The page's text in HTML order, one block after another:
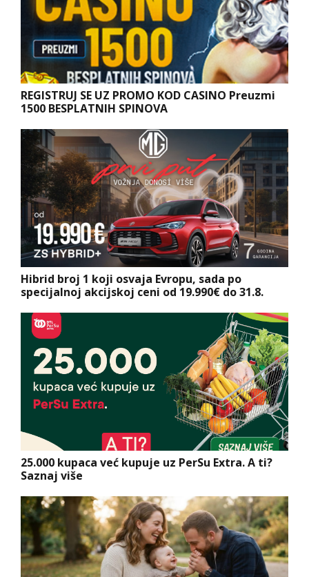
REGISTRUJ SE UZ PROMO KOD CASINO Preuzmi
1500 BESPLATNIH SPINOVA
Hibrid broj 1 koji osvaja Evropu, sada po
specijalnoj akcijskoj ceni od 19.990€ do 31.8.
25.000 kupaca već kupuje uz PerSu Extra. A ti?
Saznaj više